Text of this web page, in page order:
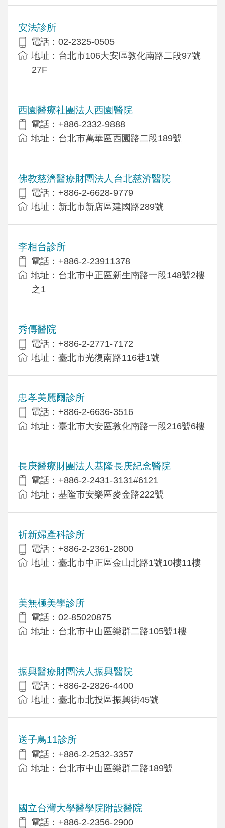
安法診所
電話：02-2325-0505
地址：台北市106大安區敦化南路二段97號
27F
西園醫療社團法人西園醫院
電話：+886-2332-9888
地址：台北市萬華區西園路二段189號
佛教慈濟醫療財團法人台北慈濟醫院
電話：+886-2-6628-9779
地址：新北市新店區建國路289號
李相台診所
電話：+886-2-23911378
地址：台北市中正區新生南路一段148號2樓
之1
秀傳醫院
電話：+886-2-2771-7172
地址：臺北市光復南路116巷1號
忠孝美麗爾診所
電話：+886-2-6636-3516
地址：臺北市大安區敦化南路一段216號6樓
長庚醫療財團法人基隆長庚紀念醫院
電話：+886-2-2431-3131#6121
地址：基隆市安樂區麥金路222號
祈新婦產科診所
電話：+886-2-2361-2800
地址：臺北市中正區金山北路1號10樓11樓
美無極美學診所
電話：02-85020875
地址：台北市中山區樂群二路105號1樓
振興醫療財團法人振興醫院
電話：+886-2-2826-4400
地址：臺北市北投區振興街45號
送子鳥11診所
電話：+886-2-2532-3357
地址：台北巿中山區樂群二路189號
國立台灣大學醫學院附設醫院
電話：+886-2-2356-2900